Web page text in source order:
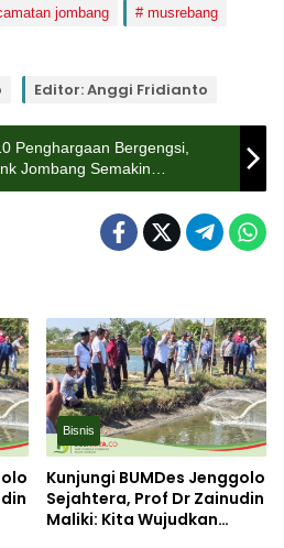
jombang
musrebang
Editor: Anggi Fridianto
Penghargaan Bergengsi,
Jombang Semakin
Bisnis
Kunjungi BUMDes Jenggolo
Sejahtera, Prof Dr Zainudin
Maliki: Kita Wujudkan